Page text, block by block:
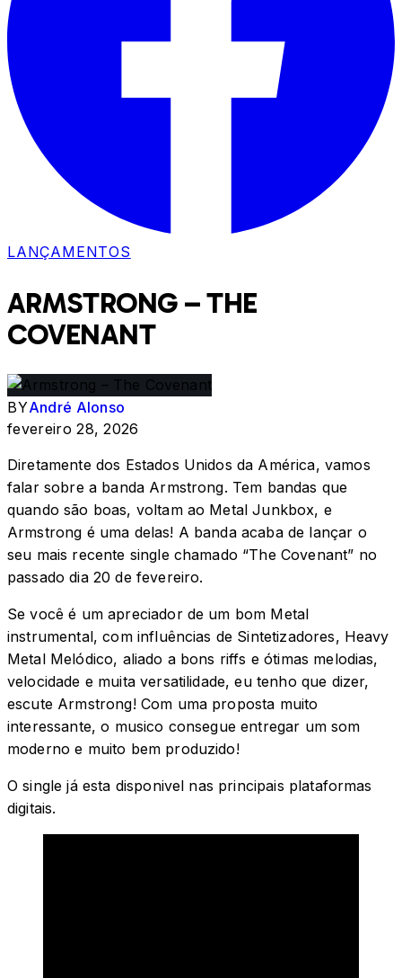
LANÇAMENTOS
ARMSTRONG – THE
COVENANT
BYAndré Alonso
fevereiro 28, 2026
Diretamente dos Estados Unidos da América, vamos
falar sobre a banda Armstrong. Tem bandas que
quando são boas, voltam ao Metal Junkbox, e
Armstrong é uma delas! A banda acaba de lançar o
seu mais recente single chamado “The Covenant” no
passado dia 20 de fevereiro.
Se você é um apreciador de um bom Metal
instrumental, com influências de Sintetizadores, Heavy
Metal Melódico, aliado a bons riffs e ótimas melodias,
velocidade e muita versatilidade, eu tenho que dizer,
escute Armstrong! Com uma proposta muito
interessante, o musico consegue entregar um som
moderno e muito bem produzido!
O single já esta disponivel nas principais plataformas
digitais.